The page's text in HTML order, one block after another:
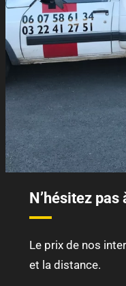
N’hésitez
Le prix de nos
et la distance.